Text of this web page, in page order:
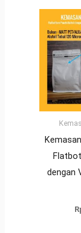
dengan